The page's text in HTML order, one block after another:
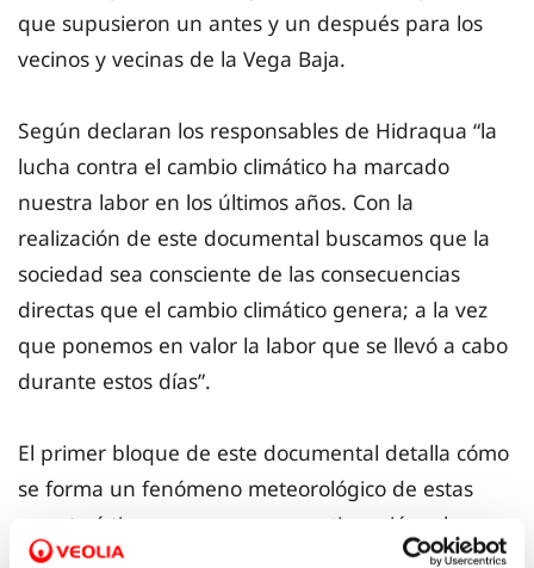
que supusieron un antes y un después para los
vecinos y vecinas de la Vega Baja.
Según declaran los responsables de Hidraqua “la
lucha contra el cambio climático ha marcado
nuestra labor en los últimos años. Con la
realización de este documental buscamos que la
sociedad sea consciente de las consecuencias
directas que el cambio climático genera; a la vez
que ponemos en valor la labor que se llevó a cabo
durante estos días”.
El primer bloque de este documental detalla cómo
se forma un fenómeno meteorológico de estas
características, para pasar a continuación a las
declaraciones de
alcaldesa de